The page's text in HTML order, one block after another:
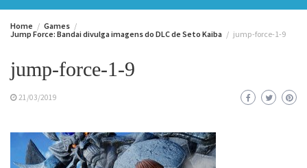
Home
Games
Jump Force: Bandai divulga imagens do DLC de Seto Kaiba
jump-force-1-9
jump-force-1-9
21/03/2019